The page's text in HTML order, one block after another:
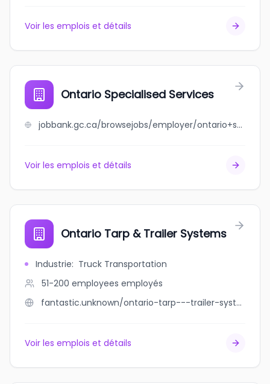
Voir les emplois et détails
Ontario Specialised Services
jobbank.gc.ca/browsejobs/employer/ontario+specialised+services/ca
Voir les emplois et détails
Ontario Tarp & Trailer Systems
Industrie: Truck Transportation
51-200 employees employés
fantastic.unknown/ontario-tarp---trailer-systems
Voir les emplois et détails